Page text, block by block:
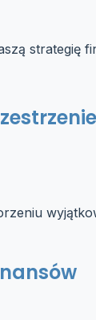
strategię